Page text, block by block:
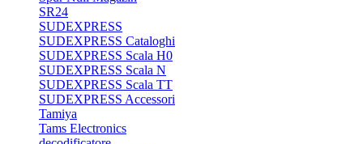
SR24
SUDEXPRESS
SUDEXPRESS Cataloghi
SUDEXPRESS Scala H0
SUDEXPRESS Scala N
SUDEXPRESS Scala TT
SUDEXPRESS Accessori
Tamiya
Tams Electronics